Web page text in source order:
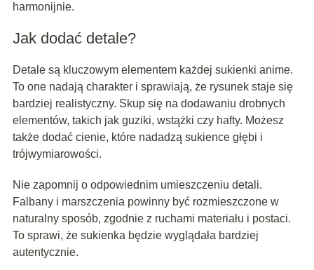
harmonijnie.
Jak dodać detale?
Detale są kluczowym elementem każdej sukienki anime.
To one nadają charakter i sprawiają, że rysunek staje się
bardziej realistyczny. Skup się na dodawaniu drobnych
elementów, takich jak guziki, wstążki czy hafty. Możesz
także dodać cienie, które nadadzą sukience głębi i
trójwymiarowości.
Nie zapomnij o odpowiednim umieszczeniu detali.
Falbany i marszczenia powinny być rozmieszczone w
naturalny sposób, zgodnie z ruchami materiału i postaci.
To sprawi, że sukienka będzie wyglądała bardziej
autentycznie.